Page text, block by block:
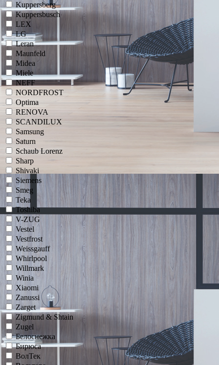
Kuppersberg
Kuppersbusch
LEX
LG
Leran
Maunfeld
Midea
Miele
NEFF
NORDFROST
Optima
RENOVA
SCANDILUX
Samsung
Saturn
Schaub Lorenz
Sharp
Shivaki
Siemens
Smeg
Teka
Toshiba
V-ZUG
Vestel
Vestfrost
Weissgauff
Whirlpool
Willmark
Winia
Xiaomi
Zanussi
Zarget
Zigmund & Shtain
Zugel
Белоснежка
Бирюса
ВолТек